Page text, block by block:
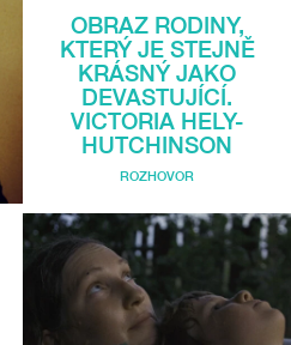
OBRAZ RODINY,
KTERÝ JE STEJNĚ
KRÁSNÝ JAKO
DEVASTUJÍCÍ.
VICTORIA HELY-
HUTCHINSON
ROZHOVOR